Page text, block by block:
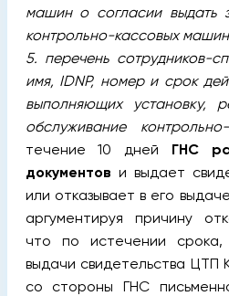
машин о согласии выдать
контрольно-кассовых
5. перечень сотрудников-
имя, IDNP, номер и срок
выполняющих установку,
обслуживание
течение 10 дней ГНС
документов и выдает
или отказывает в его
аргументируя причину
что по истечении срока,
выдачи свидетельства ЦТП
со стороны ГНС